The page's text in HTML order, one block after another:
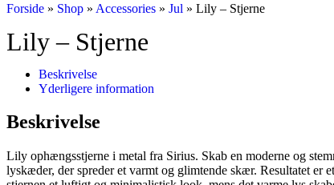
Forside » Shop » Accessories » Jul » Lily – Stjerne
Lily – Stjerne
Beskrivelse
Yderligere information
Beskrivelse
Lily ophængsstjerne i metal fra Sirius. Skab en moderne og
lyskæder, der spreder et varmt og glimtende skær. Resultatet